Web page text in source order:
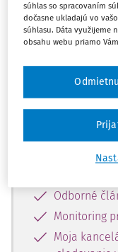
Celý
obsahu
zdarma,
Vďaka
Odborné
Monitoring
Moja
súhlas so spracovaním
dočasne ukladajú vo
súhlasu. Dáta využijeme
obsahu webu priamo